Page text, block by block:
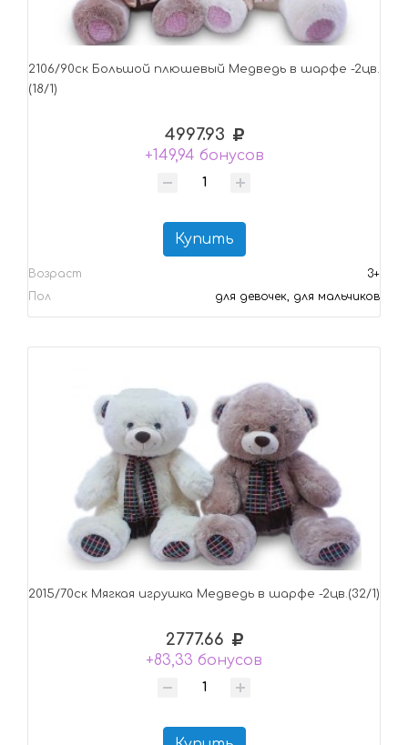
2106/90ск Большой плюшевый Медведь в шарфе -2цв.
(18/1)
4997.93
+149,94 бонусов
Купить
Возраст
3+
Пол
для девочек, для мальчиков
2015/70ск Mягкая игрушка Медведь в шарфе -2цв.(32/1)
2777.66
+83,33 бонусов